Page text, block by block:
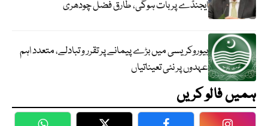
ایجنڈے پر بات ہوگی، طارق فضل چودھری
بیوروکریسی میں بڑے پیمانے پر تقرر و تبادلے، متعدد اہم
عہدوں پر نئی تعیناتیاں
ہمیں فالو کریں